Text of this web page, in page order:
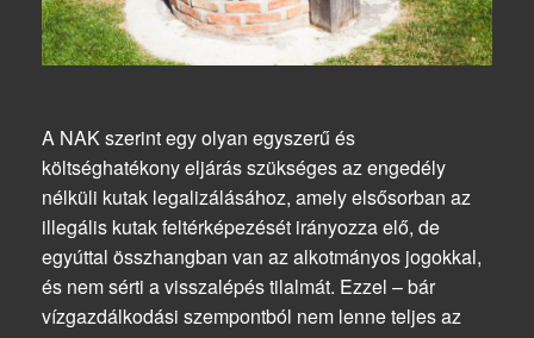
A NAK szerint egy olyan egyszerű és
költséghatékony eljárás szükséges az engedély
nélküli kutak legalizálásához, amely elsősorban az
illegális kutak feltérképezését irányozza elő, de
egyúttal összhangban van az alkotmányos jogokkal,
és nem sérti a visszalépés tilalmát. Ezzel – bár
vízgazdálkodási szempontból nem lenne teljes az